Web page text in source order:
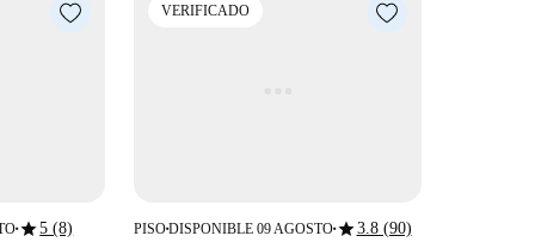
■star5 (8)
VERIFICADO
PISO■DISPONIBLE 09 AGOSTO■star3.8 (90)